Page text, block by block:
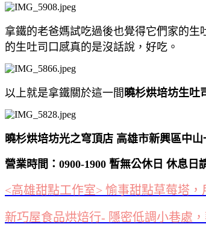
拿鐵的老爸媽試吃過後也覺得它們家的
的生吐司口感真的是沒話說，好吃。
以上就是拿鐵關於這一間 曉杉烘培坊生吐
曉杉烘培坊光之穹頂店 高雄市新興區中山
營業時間：0900-1900 暫無公休日 休息日
<高雄甜點工作室> 愉事甜點草莓塔
新巧屋食品烘焙行- 隱密低調小巷處